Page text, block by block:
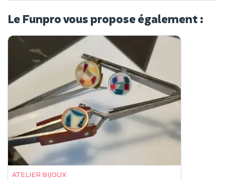
Le Funpro vous propose également :
ATELIER BIJOUX